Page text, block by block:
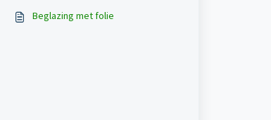
Beglazing met folie